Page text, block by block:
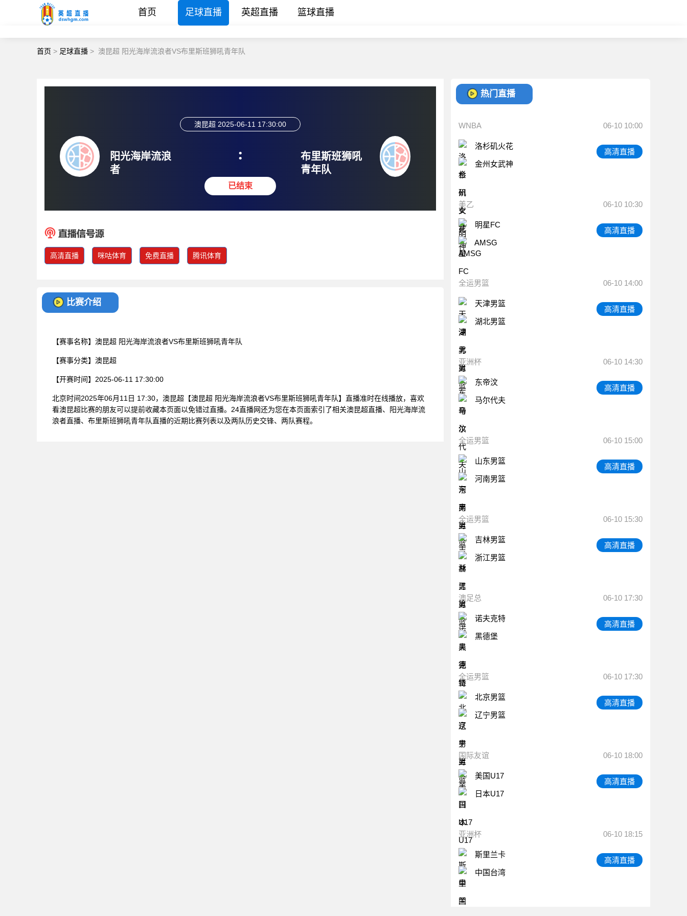
首页 足球直播 英超直播 篮球直播
首页 > 足球直播 > 澳昆超 阳光海岸流浪者VS布里斯班狮吼青年队
阳光海岸流浪
者
澳昆超 2025-06-11 17:30:00
:
已结束
布里斯班狮吼
青年队
高清直播 咪咕体育 免费直播 腾讯体育
比赛介绍
【赛事名称】 澳昆超 阳光海岸流浪者VS布里斯班狮吼青年队
【赛事分类】 澳昆超
【开赛时间】 2025-06-11 17:30:00
北京时间2025年06月11日 17:30，澳昆超【澳昆超 阳光海岸流浪者VS布里斯班狮吼青年队】直播准时在线播放，喜欢
看澳昆超比赛的朋友可以提前收藏本页面以免错过直播。24直播网还为您在本页面索引了相关澳昆超直播、阳光海岸流
浪者直播、布里斯班狮吼青年队直播的近期比赛列表以及两队历史交锋、两队赛程。
热门直播
WNBA 06-10 10:00
洛杉矶火花
金州女武神
高清直播
美乙 06-10 10:30
明星FC
AMSG
高清直播
全运男篮 06-10 14:00
天津男篮
湖北男篮
高清直播
亚洲杯 06-10 14:30
东帝汶
马尔代夫
高清直播
全运男篮 06-10 15:00
山东男篮
河南男篮
高清直播
全运男篮 06-10 15:30
吉林男篮
浙江男篮
高清直播
澳足总 06-10 17:30
诺夫克特
黑德堡
高清直播
全运男篮 06-10 17:30
北京男篮
辽宁男篮
高清直播
国际友谊 06-10 18:00
美国U17
日本U17
高清直播
亚洲杯 06-10 18:15
斯里兰卡
中国台湾
高清直播